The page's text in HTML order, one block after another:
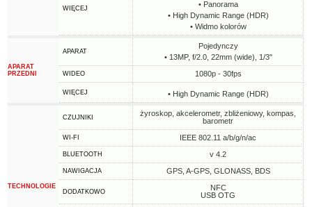
WIĘCEJ
• Panorama
• High Dynamic Range (HDR)
• Widmo kolorów
APARAT
PRZEDNI
APARAT
Pojedynczy
• 13MP, f/2.0, 22mm (wide), 1/3"
WIDEO 1080p - 30fps
WIĘCEJ • High Dynamic Range (HDR)
TECHNOLOGIE
CZUJNIKI
żyroskop, akcelerometr, zbliżeniowy, kompas,
barometr
WI-FI IEEE 802.11 a/b/g/n/ac
BLUETOOTH v 4.2
NAWIGACJA GPS, A-GPS, GLONASS, BDS
DODATKOWO
NFC
USB OTG